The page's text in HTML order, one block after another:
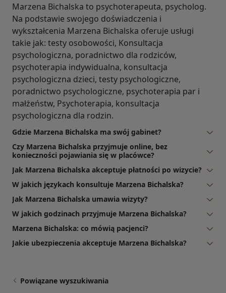
Marzena Bichalska to psychoterapeuta, psycholog.
Na podstawie swojego doświadczenia i
wykształcenia Marzena Bichalska oferuje usługi
takie jak: testy osobowości, Konsultacja
psychologiczna, poradnictwo dla rodziców,
psychoterapia indywidualna, konsultacja
psychologiczna dzieci, testy psychologiczne,
poradnictwo psychologiczne, psychoterapia par i
małżeństw, Psychoterapia, konsultacja
psychologiczna dla rodzin.
Gdzie Marzena Bichalska ma swój gabinet?
Czy Marzena Bichalska przyjmuje online, bez
konieczności pojawiania się w placówce?
Jak Marzena Bichalska akceptuje płatności po wizycie?
W jakich językach konsultuje Marzena Bichalska?
Jak Marzena Bichalska umawia wizyty?
W jakich godzinach przyjmuje Marzena Bichalska?
Marzena Bichalska: co mówią pacjenci?
Jakie ubezpieczenia akceptuje Marzena Bichalska?
Powiązane wyszukiwania